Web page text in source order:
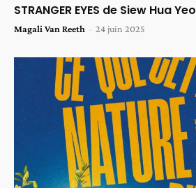
STRANGER EYES de Siew Hua Yeo
Magali Van Reeth - 24 juin 2025